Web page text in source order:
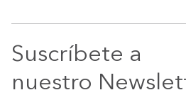
Suscríbete a
nuestro